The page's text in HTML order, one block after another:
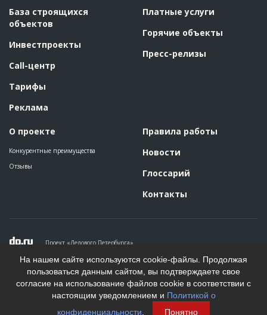
База строящихся
объектов
Инвестпроекты
Call-центр
Тарифы
Реклама
О проекте
Конкурентные преимущества
Отзывы
Платные услуги
Горячие объекты
Пресс-релизы
Правила работы
Новости
Глоссарий
Контакты
Проект «Делового Петербурга»
Политика конфиденциальности
Пользовательское соглашение
На информационном ресурсе применяются рекомендательные
технологии. Подробнее.
Создание сайта
На нашем сайте используются cookie-файлы. Продолжая
пользоваться данным сайтом, вы подтверждаете свое
согласие на использование файлов cookie в соответствии с
настоящим уведомлением и Политикой о
конфиденциальности
Понятно